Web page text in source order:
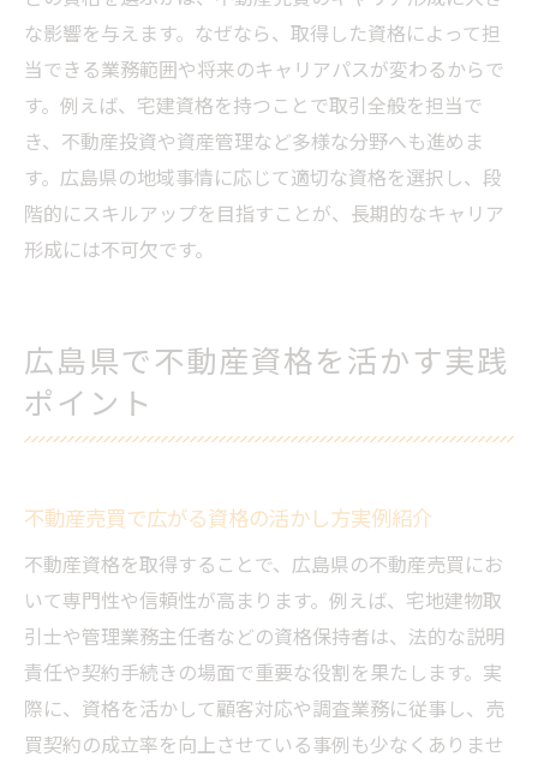
工夫
資格が不動産売買の取引を円滑にする理由
不動産売買で評価される資格活用の事例紹
介
不動産売買の現場で信頼を高める資格取得のメ
不動産売買で選ばれるための資格取得の価
資格取得が不動産売買の顧客満足に直結す
不動産売買で信頼を勝ち取るための資格活
用法
資格取得後の不動産売買キャリアパスを考える
資格取得が不動産売買キャリアを広げる第
一歩
な影響を与えます。なぜなら、取得した資格によって担
当できる業務範囲や将来のキャリアパスが変わるからで
す。例えば、宅建資格を持つことで取引全般を担当で
き、不動産投資や資産管理など多様な分野へも進めま
す。広島県の地域事情に応じて適切な資格を選択し、段
階的にスキルアップを目指すことが、長期的なキャリア
形成には不可欠です。
広島県で不動産資格を活かす実践
ポイント
不動産売買で広がる資格の活かし方実例紹介
不動産資格を取得することで、広島県の不動産売買にお
いて専門性や信頼性が高まります。例えば、宅地建物取
引士や管理業務主任者などの資格保持者は、法的な説明
責任や契約手続きの場面で重要な役割を果たします。実
際に、資格を活かして顧客対応や調査業務に従事し、売
買契約の成立率を向上させている事例も少なくありませ